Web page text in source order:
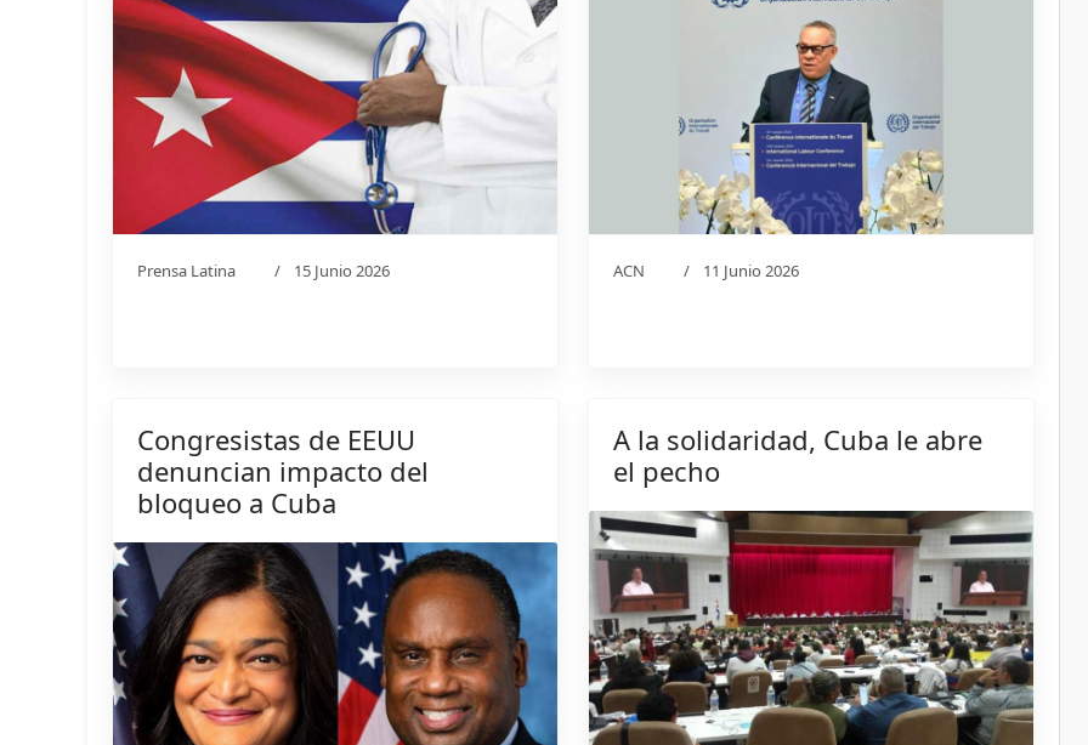
Prensa Latina 15 Junio 2026 ACN 11 Junio 2026
Congresistas de EEUU
denuncian impacto del
bloqueo a Cuba
A la solidaridad, Cuba le abre
el pecho